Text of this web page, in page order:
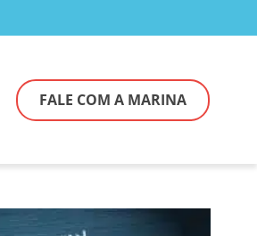
FALE COM A MARINA